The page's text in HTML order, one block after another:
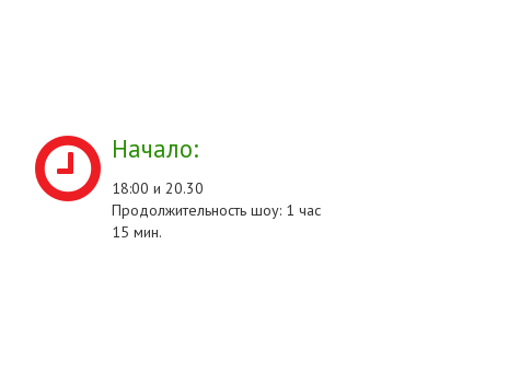
Начало:
18:00 и 20.30
Продолжительность шоу: 1 час
15 мин.